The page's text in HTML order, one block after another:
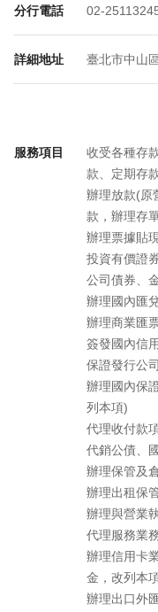
分行電話 02-
詳細地址 臺北市中山
服務項目
收受各種存
款、定期存
辦理放款(原
款，辦理存
辦理票據貼現
投資有價證
公司債券、
辦理國內匯
辦理商業匯
簽發國內信
保證發行公
辦理國內保
列本項)
代理收付款
代銷公債、
辦理保管及
辦理出租保
辦理與營業
代理服務業
辦理信用卡
金，改列本
辦理出口外